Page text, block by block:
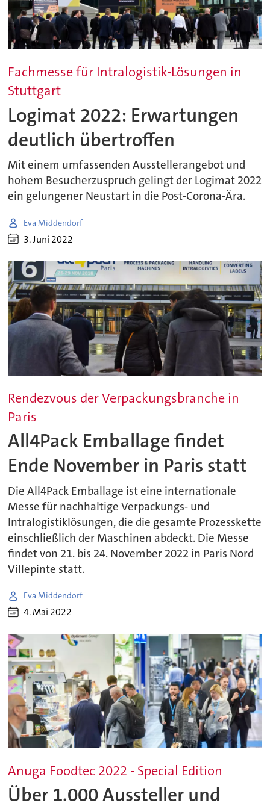
Fachmesse für Intralogistik-Lösungen in
Stuttgart
Logimat 2022: Erwartungen
deutlich übertroffen
Mit einem umfassenden Ausstellerangebot und
hohem Besucherzuspruch gelingt der Logimat 2022
ein gelungener Neustart in die Post-Corona-Ära.
Eva Middendorf
3. Juni 2022
Rendezvous der Verpackungsbranche in
Paris
All4Pack Emballage findet
Ende November in Paris statt
Die All4Pack Emballage ist eine internationale
Messe für nachhaltige Verpackungs- und
Intralogistiklösungen, die die gesamte Prozesskette
einschließlich der Maschinen abdeckt. Die Messe
findet von 21. bis 24. November 2022 in Paris Nord
Villepinte statt.
Eva Middendorf
4. Mai 2022
Anuga Foodtec 2022 - Special Edition
Über 1.000 Aussteller und